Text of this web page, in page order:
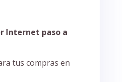
Internet paso a
tus compras en